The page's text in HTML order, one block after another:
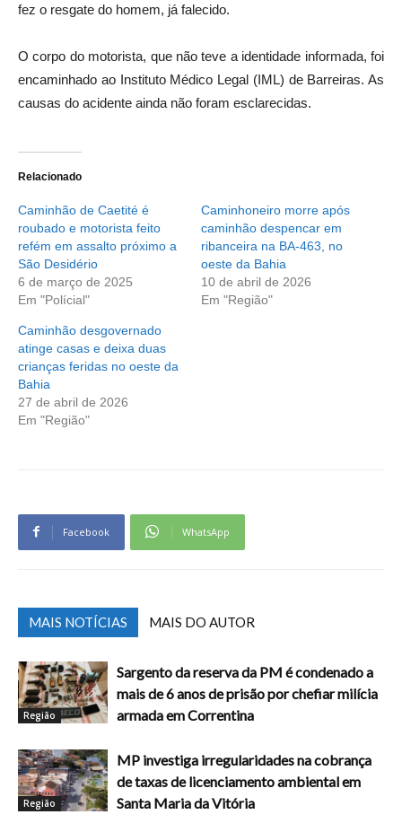
fez o resgate do homem, já falecido.
O corpo do motorista, que não teve a identidade informada, foi
encaminhado ao Instituto Médico Legal (IML) de Barreiras. As
causas do acidente ainda não foram esclarecidas.
Relacionado
Caminhão de Caetité é
roubado e motorista feito
refém em assalto próximo a
São Desidério
6 de março de 2025
Em "Polícial"
Caminhoneiro morre após
caminhão despencar em
ribanceira na BA-463, no
oeste da Bahia
10 de abril de 2026
Em "Região"
Caminhão desgovernado
atinge casas e deixa duas
crianças feridas no oeste da
Bahia
27 de abril de 2026
Em "Região"
Facebook WhatsApp
MAIS NOTÍCIAS MAIS DO AUTOR
Região
Sargento da reserva da PM é condenado a
mais de 6 anos de prisão por chefiar milícia
armada em Correntina
Região
MP investiga irregularidades na cobrança
de taxas de licenciamento ambiental em
Santa Maria da Vitória